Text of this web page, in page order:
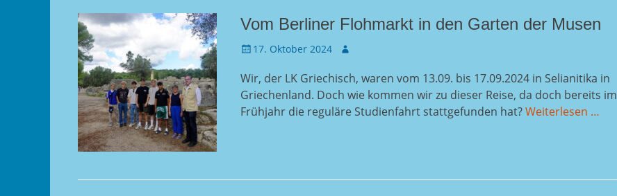
Vom Berliner Flohmarkt in den Garten der Musen
Gepostet
17. Oktober 2024 Autor
Wir, der LK Griechisch, waren vom 13.09. bis 17.09.2024 in Selianitika in
Griechenland. Doch wie kommen wir zu dieser Reise, da doch bereits im
Frühjahr die reguläre Studienfahrt stattgefunden hat?Weiterlesen …